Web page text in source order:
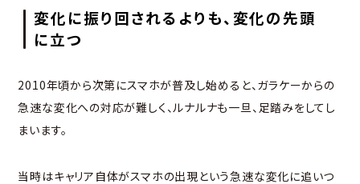
変化に振り回されるよりも、変化の先頭
に立つ
2010年頃から次第にスマホが普及し始めると、ガラケーからの
急速な変化への対応が難しく、ルナルナも一旦、足踏みをしてし
まいます。
当時はキャリア自体がスマホの出現という急速な変化に追いつ